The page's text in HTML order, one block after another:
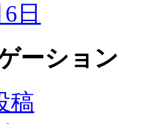
日
ーション
稿